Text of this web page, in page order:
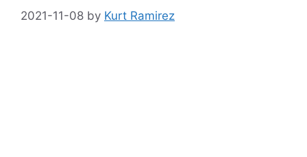
2021-11-08 by Kurt Ramirez